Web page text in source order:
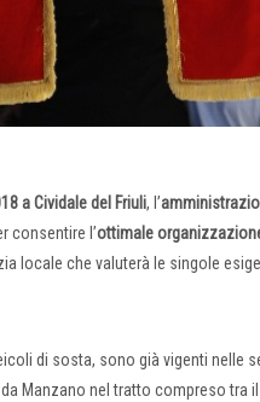
a Cividale del Friuli, l’
consentire l’ottimale
locale che valuterà le singole
di sosta, sono già vigenti nelle
Manzano nel tratto compreso tra